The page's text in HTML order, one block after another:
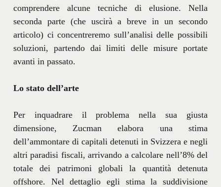
comprendere alcune tecniche di elusione. Nella
seconda parte (che uscirà a breve in un secondo
articolo) ci concentreremo sull’analisi delle possibili
soluzioni, partendo dai limiti delle misure portate
avanti in passato.
Lo stato dell’arte
Per inquadrare il problema nella sua giusta
dimensione, Zucman elabora una stima
dell’ammontare di capitali detenuti in Svizzera e negli
altri paradisi fiscali, arrivando a calcolare nell’8% del
totale dei patrimoni globali la quantità detenuta
offshore. Nel dettaglio egli stima la suddivisione